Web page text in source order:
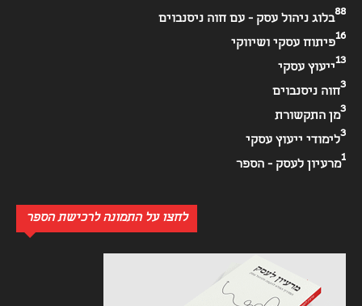
בלוג ניהול עסק - עם חוה ניסנבוים
88
פיתוח עסקי ושיווקי
16
ייעוץ עסקי
13
חוה ניסנבוים
3
מן התקשורת
3
לימודי ייעוץ עסקי
3
מרעיון לעסק - הספר
1
לחצו על התמונה לרכישת הספר